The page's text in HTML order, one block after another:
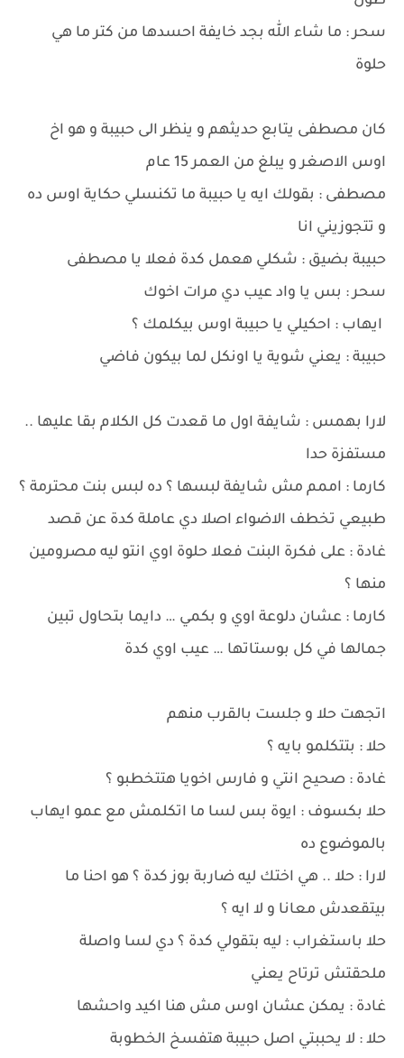
سحر : ما شاء الله بجد خايفة احسدها من كتر ما هي
حلوة
كان مصطفى يتابع حديثهم و ينظر الى حبيبة و هو اخ
اوس الاصغر و يبلغ من العمر 15 عام
مصطفى : بقولك ايه يا حبيبة ما تكنسلي حكاية اوس ده
و تتجوزيني انا
حبيبة بضيق : شكلي هعمل كدة فعلا يا مصطفى
سحر : بس يا واد عيب دي مرات اخوك
ايهاب : احكيلي يا حبيبة اوس بيكلمك ؟
حبيبة : يعني شوية يا اونكل لما بيكون فاضي
لارا بهمس : شايفة اول ما قعدت كل الكلام بقا عليها ..
مستفزة حدا
كارما : اممم مش شايفة لبسها ؟ ده لبس بنت محترمة ؟
طبيعي تخطف الاضواء اصلا دي عاملة كدة عن قصد
غادة : على فكرة البنت فعلا حلوة اوي انتو ليه مصرومين
منها ؟
كارما : عشان دلوعة اوي و بكمي … دايما بتحاول تبين
جمالها في كل بوستاتها … عيب اوي كدة
اتجهت حلا و جلست بالقرب منهم
حلا : بتتكلمو بايه ؟
غادة : صحيح انتي و فارس اخويا هتتخطبو ؟
حلا بكسوف : ايوة بس لسا ما اتكلمش مع عمو ايهاب
بالموضوع ده
لارا : حلا .. هي اختك ليه ضاربة بوز كدة ؟ هو احنا ما
بيتقعدش معانا و لا ايه ؟
حلا باستغراب : ليه بتقولي كدة ؟ دي لسا واصلة
ملحقتش ترتاح يعني
غادة : يمكن عشان اوس مش هنا اكيد واحشها
حلا : لا يحببتي اصل حبيبة هتفسخ الخطوبة